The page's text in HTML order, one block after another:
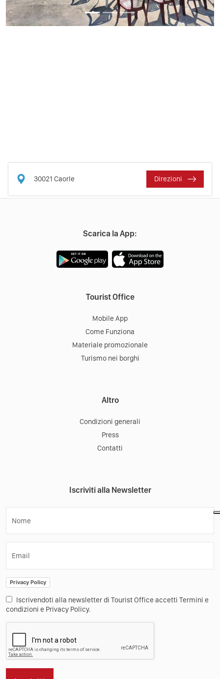
30021 Caorle Direzioni
Scarica la App:
Tourist Office
Mobile App
Come Funziona
Materiale promozionale
Turismo nei borghi
Altro
Condizioni generali
Press
Contatti
Iscriviti alla Newsletter
Nome
Email
Privacy Policy
Iscrivendoti alla newsletter di Tourist Office accetti Termini e
condizioni e Privacy Policy.